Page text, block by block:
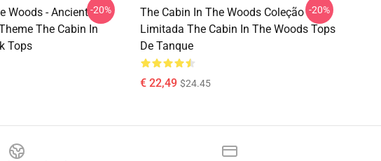
Woods - Ancient
The Cabin In
Tops
-20%
The Cabin In The Woods Coleção
Limitada The Cabin In The Woods Tops
De Tanque
€ 22,49 $24.45
-20%